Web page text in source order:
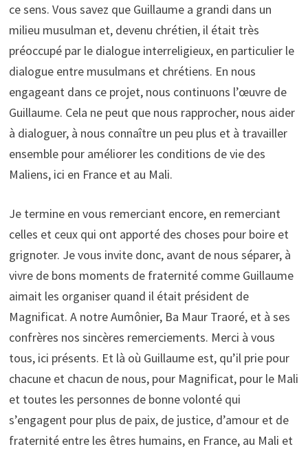
ce sens. Vous savez que Guillaume a grandi dans un
milieu musulman et, devenu chrétien, il était très
préoccupé par le dialogue interreligieux, en particulier le
dialogue entre musulmans et chrétiens. En nous
engageant dans ce projet, nous continuons l’œuvre de
Guillaume. Cela ne peut que nous rapprocher, nous aider
à dialoguer, à nous connaître un peu plus et à travailler
ensemble pour améliorer les conditions de vie des
Maliens, ici en France et au Mali.
Je termine en vous remerciant encore, en remerciant
celles et ceux qui ont apporté des choses pour boire et
grignoter. Je vous invite donc, avant de nous séparer, à
vivre de bons moments de fraternité comme Guillaume
aimait les organiser quand il était président de
Magnificat. A notre Aumônier, Ba Maur Traoré, et à ses
confrères nos sincères remerciements. Merci à vous
tous, ici présents. Et là où Guillaume est, qu’il prie pour
chacune et chacun de nous, pour Magnificat, pour le Mali
et toutes les personnes de bonne volonté qui
s’engagent pour plus de paix, de justice, d’amour et de
fraternité entre les êtres humains, en France, au Mali et